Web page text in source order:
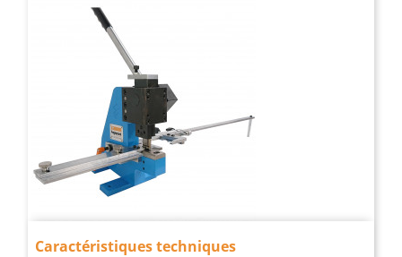
Essentiel
Caractéristiques techniques